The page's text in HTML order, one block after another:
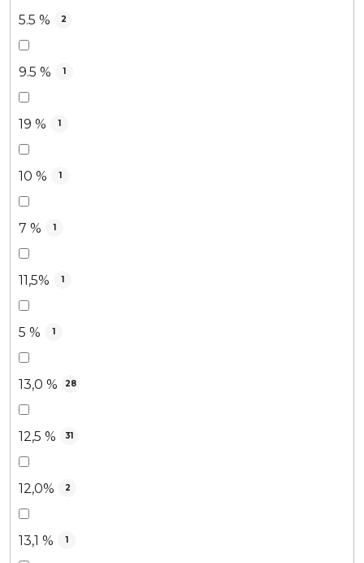
5.5 % 2
9.5 % 1
19 % 1
10 % 1
7 % 1
11,5% 1
5 % 1
13,0 % 28
12,5 % 31
12,0% 2
13,1 % 1